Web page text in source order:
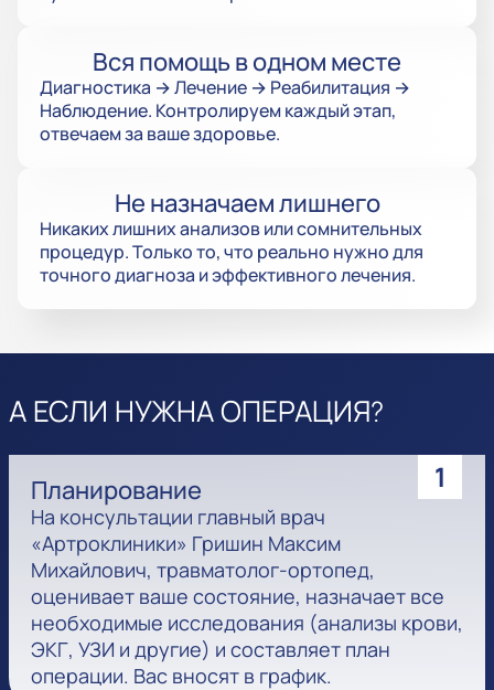
Вся помощь в одном месте
Диагностика → Лечение → Реабилитация →
Наблюдение. Контролируем каждый этап,
отвечаем за ваше здоровье.
Не назначаем лишнего
Никаких лишних анализов или сомнительных
процедур. Только то, что реально нужно для
точного диагноза и эффективного лечения.
А ЕСЛИ НУЖНА ОПЕРАЦИЯ?
1
Планирование
На консультации главный врач
«Артроклиники» Гришин Максим
Михайлович, травматолог-ортопед,
оценивает ваше состояние, назначает все
необходимые исследования (анализы крови,
ЭКГ, УЗИ и другие) и составляет план
операции. Вас вносят в график.